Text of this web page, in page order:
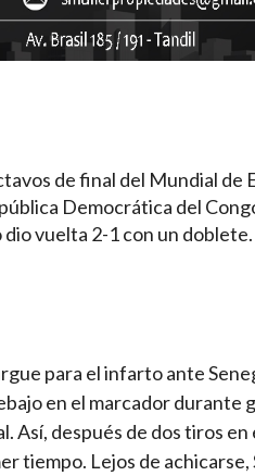
de final del Mundial de
Democrática del
vuelta 2-1 con un doblete.
para el infarto ante
en el marcador durante
Así, después de dos tiros en
tiempo. Lejos de achicarse,